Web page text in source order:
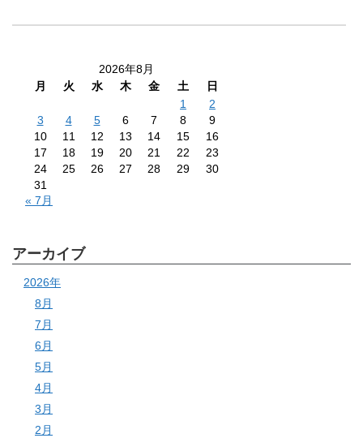
2026年8月
月
火 水 木 金 土
日
1
2
3
4 5 6 7 8
9
10
11 12 13 14 15
16
17
18 19 20 21 22
23
24
25 26 27 28 29
30
31
« 7月
アーカイブ
2026年
8月
7月
6月
5月
4月
3月
2月